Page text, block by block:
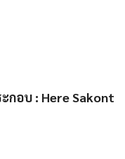
กอบ : Here Sakont